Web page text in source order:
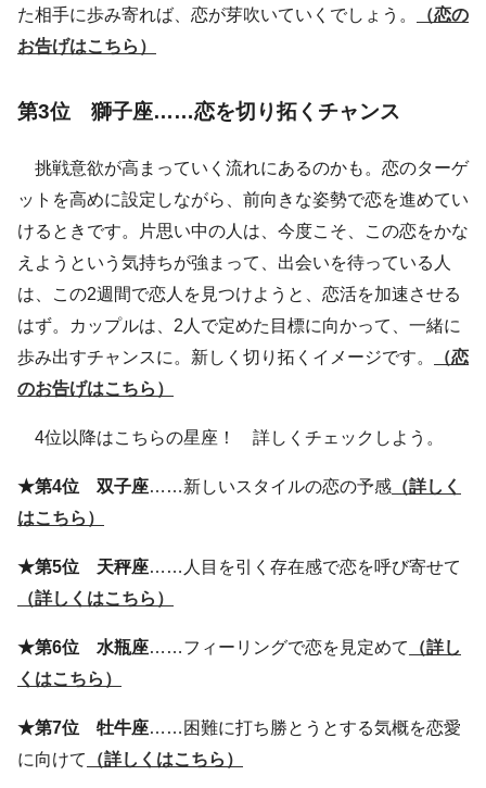
た相手に歩み寄れば、恋が芽吹いていくでしょう。
（恋の
お告げはこちら）
第3位 獅子座……恋を切り拓くチャンス
挑戦意欲が高まっていく流れにあるのかも。恋のターゲ
ットを高めに設定しながら、前向きな姿勢で恋を進めてい
けるときです。片思い中の人は、今度こそ、この恋をかな
えようという気持ちが強まって、出会いを待っている人
は、この2週間で恋人を見つけようと、恋活を加速させる
はず。カップルは、2人で定めた目標に向かって、一緒に
歩み出すチャンスに。新しく切り拓くイメージです。
（恋
のお告げはこちら）
4位以降はこちらの星座！ 詳しくチェックしよう。
★第4位 双子座……新しいスタイルの恋の予感 （詳しく
はこちら）
★第5位 天秤座……人目を引く存在感で恋を呼び寄せて
（詳しくはこちら）
★第6位 水瓶座……フィーリングで恋を見定めて
（詳し
くはこちら）
★第7位 牡牛座……困難に打ち勝とうとする気概を恋愛
に向けて
（詳しくはこちら）